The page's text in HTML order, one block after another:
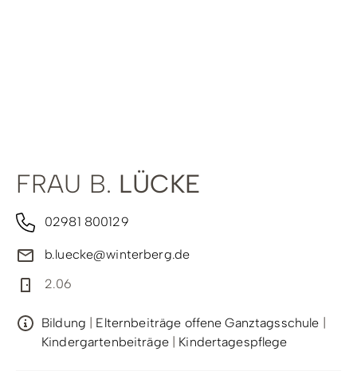
FRAU B. LÜCKE
02981 800129
b.luecke@winterberg.de
2.06
Bildung | Elternbeiträge offene Ganztagsschule |
Kindergartenbeiträge| Kindertagespflege